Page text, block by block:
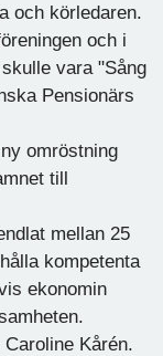
och körledaren.
och i
vara "Sång
Pensionärs
omröstning
till
mellan 25
kompetenta
ekonomin
Kårén.